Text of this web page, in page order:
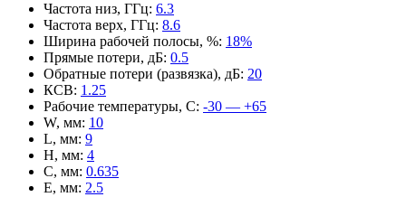
Частота низ, ГГц: 6.3
Частота верх, ГГц: 8.6
Ширина рабочей полосы, %: 18%
Прямые потери, дБ: 0.5
Обратные потери (развязка), дБ: 20
КСВ: 1.25
Рабочие температуры, С: -30 — +65
W, мм: 10
L, мм: 9
H, мм: 4
C, мм: 0.635
E, мм: 2.5